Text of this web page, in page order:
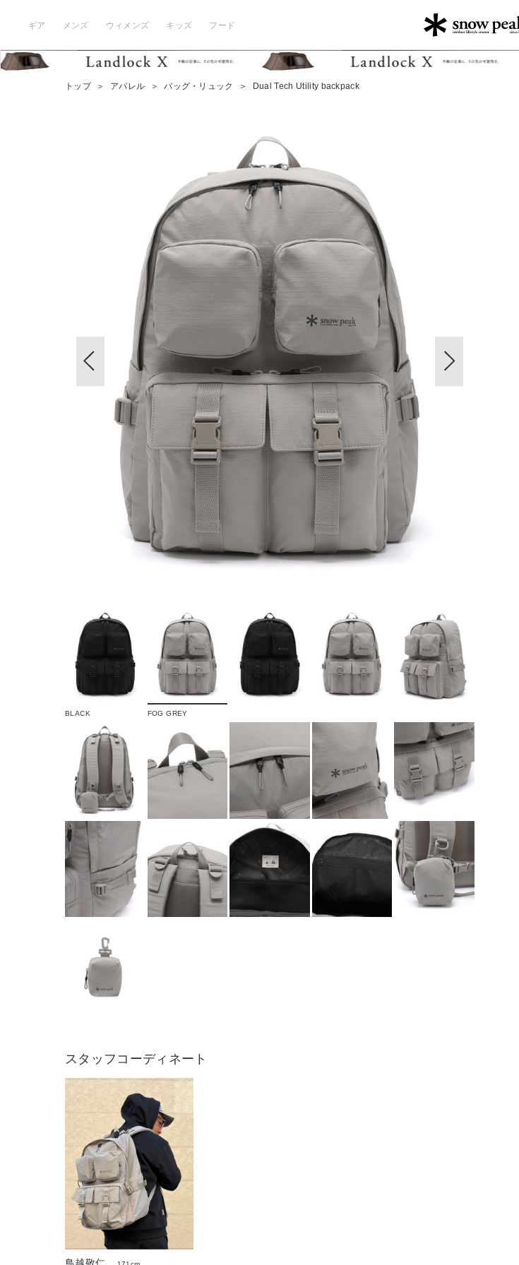
ギア メンズ ウィメンズ キッズ フード
トップ ＞ アパレル ＞ バッグ・リュック ＞ Dual Tech Utility backpack
BLACK FOG GREY
スタッフコーディネート